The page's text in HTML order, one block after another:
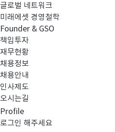
글로벌 네트워크
미래에셋 경영철학
Founder & GSO
책임투자
재무현황
채용정보
채용안내
인사제도
오시는길
Profile
로그인 해주세요
이전글
다음글
목록보기